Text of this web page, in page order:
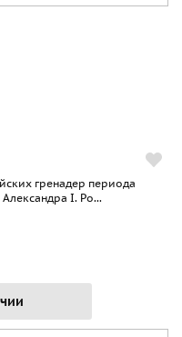
гренадер периода
I. Ро...